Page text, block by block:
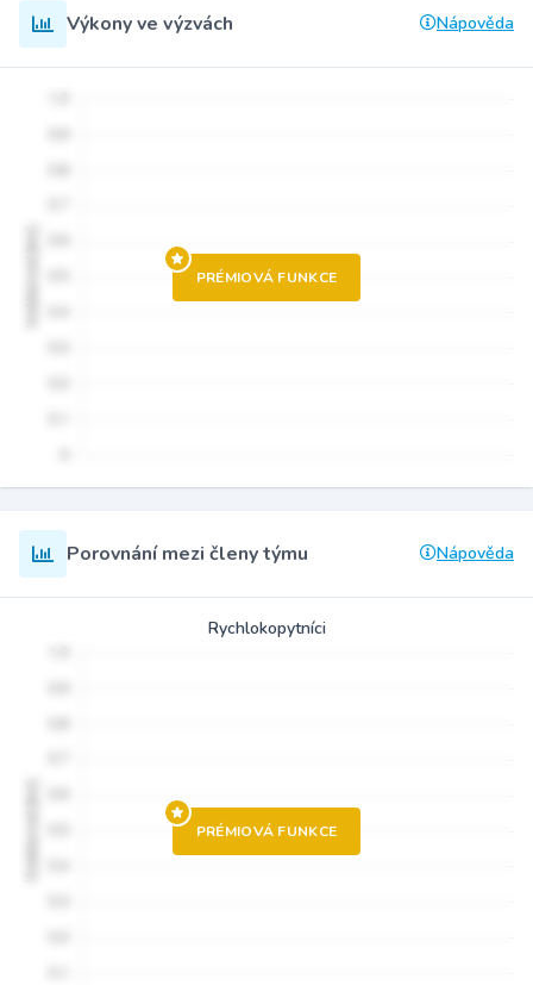
Výkony ve výzvách Nápověda
PRÉMIOVÁ FUNKCE
Porovnání mezi členy týmu Nápověda
Rychlokopytníci
PRÉMIOVÁ FUNKCE